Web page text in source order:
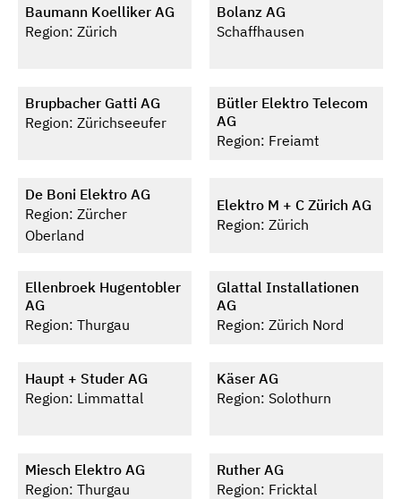
Baumann Koelliker AG
Region: Zürich
Bolanz AG
Schaffhausen
Brupbacher Gatti AG
Region: Zürichseeufer
Bütler Elektro Telecom
AG
Region: Freiamt
De Boni Elektro AG
Region: Zürcher
Oberland
Elektro M + C Zürich AG
Region: Zürich
Ellenbroek Hugentobler
AG
Region: Thurgau
Glattal Installationen
AG
Region: Zürich Nord
Haupt + Studer AG
Region: Limmattal
Käser AG
Region: Solothurn
Miesch Elektro AG
Region: Thurgau
Ruther AG
Region: Fricktal